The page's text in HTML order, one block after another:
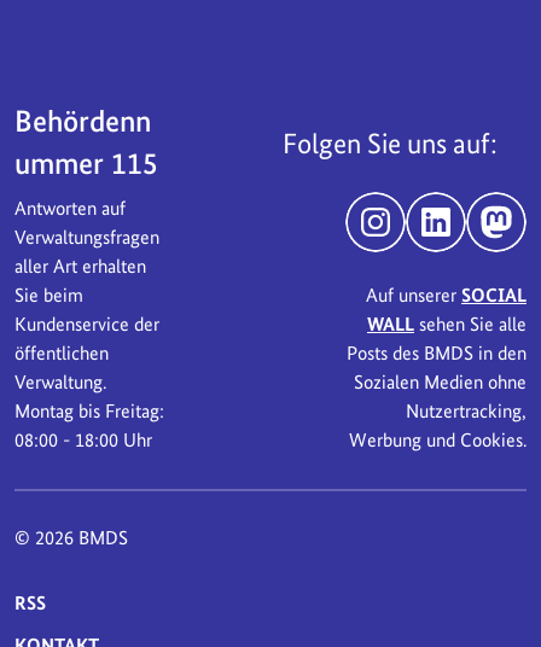
Behördenn
ummer 115
Antworten auf
Verwaltungsfragen
aller Art erhalten
Sie beim
Kundenservice der
öffentlichen
Verwaltung.
Montag bis Freitag:
08:00 - 18:00 Uhr
Folgen Sie uns auf:
InstagramLinkedIn
Auf unserer SOCIAL
WALLsehen Sie alle
Posts des BMDS in den
Sozialen Medien ohne
Nutzertracking,
Werbung und Cookies.
© 2026 BMDS
SERVICE-NAVIGATION FUSSBEREICH
RSS